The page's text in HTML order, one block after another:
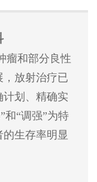
和部分良性
放射治疗已
划、精确实
和“调强”为特
生存率明显